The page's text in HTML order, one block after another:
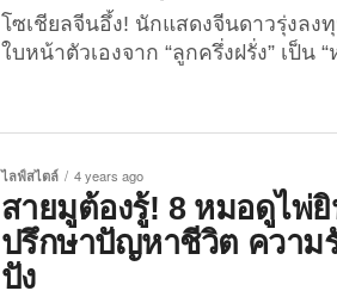
มากมายแล้วแท้ ๆ แต่พอถึงเวลาดูจริง
หมด เพราะแบบนั้น วันนี้ The Joi...
โซเชียลจีนอึ้ง! นักแสดงจีนดาวรุ่งลง
ใบหน้าตัวเองจาก “ลูกครึ่งฝรั่ง” เป็น
ของ “หลิวฮ่าวหยาง” หรือชื่อเดิมคือ “
29 ปี ว่าเขากลับมาเล่นโซเชียลมีเดียอ
(Weibo)” อีกครั้ง...
ไลฟ์สไตล์ 4 years ago
สายมูต้องรู้! 8 หมอดูไพ่
ปรึกษาปัญหาชีวิต ความ
ปัง